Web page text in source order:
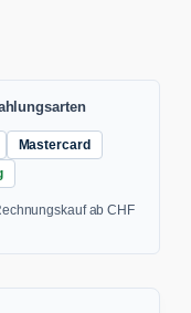
Mastercard
ab CHF